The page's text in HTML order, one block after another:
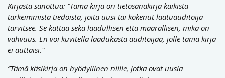
Kirjasta sanottua: ”Tämä kirja on tietosanakirja kaikista
tärkeimmistä tiedoista, joita uusi tai kokenut laatuauditoija
tarvitsee. Se kattaa sekä laadullisen että määrällisen, mikä on
vahvuus. En voi kuvitella laadukasta auditoijaa, jolle tämä kirja
ei auttaisi."
”Tämä käsikirja on hyödyllinen niille, jotka ovat uusia